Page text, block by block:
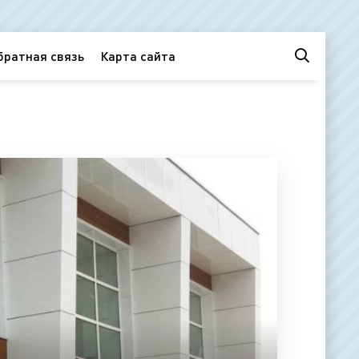
связь Карта сайта